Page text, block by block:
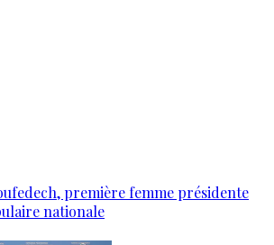
première femme présidente
nationale